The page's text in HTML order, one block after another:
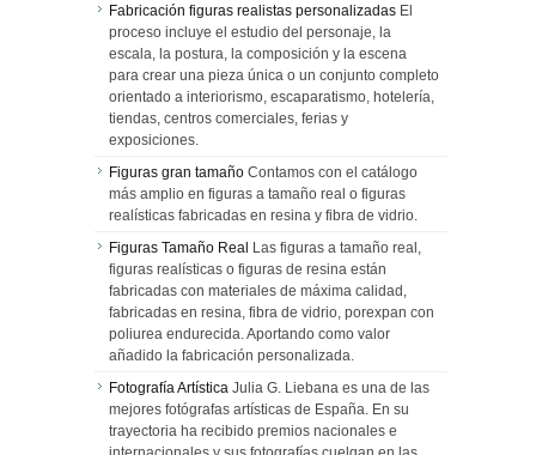
Fabricación figuras realistas personalizadas El
proceso incluye el estudio del personaje, la
escala, la postura, la composición y la escena
para crear una pieza única o un conjunto completo
orientado a interiorismo, escaparatismo, hotelería,
tiendas, centros comerciales, ferias y
exposiciones.
Figuras gran tamaño Contamos con el catálogo
más amplio en figuras a tamaño real o figuras
realísticas fabricadas en resina y fibra de vidrio.
Figuras Tamaño Real Las figuras a tamaño real,
figuras realísticas o figuras de resina están
fabricadas con materiales de máxima calidad,
fabricadas en resina, fibra de vidrio, porexpan con
poliurea endurecida. Aportando como valor
añadido la fabricación personalizada.
Fotografía Artística Julia G. Liebana es una de las
mejores fotógrafas artísticas de España. En su
trayectoria ha recibido premios nacionales e